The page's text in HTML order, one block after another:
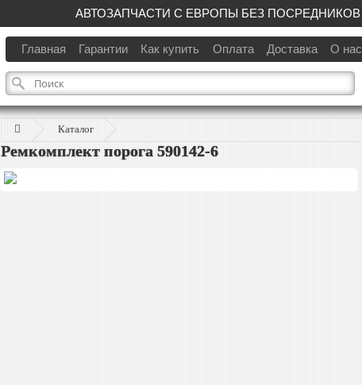
АВТОЗАПЧАСТИ С ЕВРОПЫ БЕЗ ПОСРЕДНИКОВ
Главная Гарантии Как купить Оплата Доставка О нас
Каталог
Ремкомплект порога 590142-6